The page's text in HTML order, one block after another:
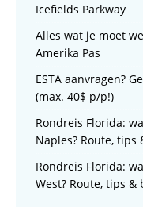
Icefields Parkway
Alles wat je moet
Amerika Pas
ESTA aanvragen?
(max. 40$ p/p!)
Rondreis Florida:
Naples? Route,
Rondreis Florida:
West? Route, tips